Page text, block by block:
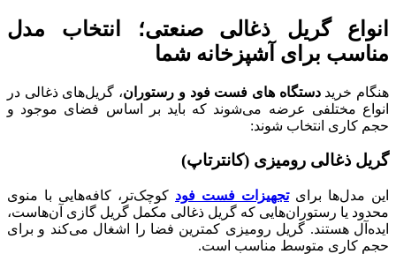
انواع گریل ذغالی صنعتی؛ انتخاب مدل
مناسب برای آشپزخانه شما
هنگام خریددستگاه های فست فود و رستوران، گریل‌های ذغالی در
انواع مختلفی عرضه می‌شوند که باید بر اساس فضای موجود و
حجم کاری انتخاب شوند:
گریل ذغالی رومیزی (کانترتاپ)
این مدل‌ها برایتجهیزات فست فود کوچک‌تر، کافه‌هایی با منوی
محدود یا رستوران‌هایی که گریل ذغالی مکمل گریل گازی آن‌هاست،
ایده‌آل هستند. گریل رومیزی کمترین فضا را اشغال می‌کند و برای
حجم کاری متوسط مناسب است.